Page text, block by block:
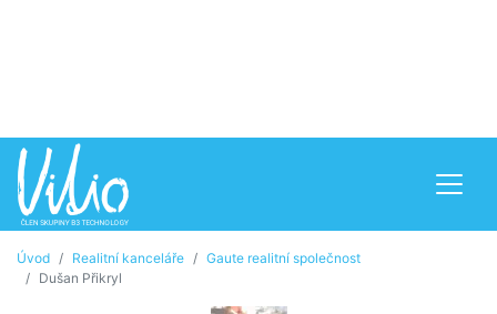
Úvod Realitní kanceláře
Gaute realitní společnost
Dušan Přikryl